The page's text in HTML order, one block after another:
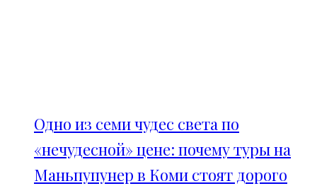
Одно из семи чудес света по
«нечудесной» цене: почему туры на
Маньпупунер в Коми стоят дорого